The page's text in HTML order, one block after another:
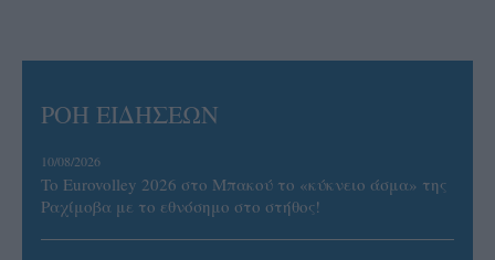
ΡΟΗ ΕΙΔΗΣΕΩΝ
10/08/2026
To Eurovolley 2026 στο Μπακού το «κύκνειο άσμα» της
Ραχίμοβα με το εθνόσημο στο στήθος!